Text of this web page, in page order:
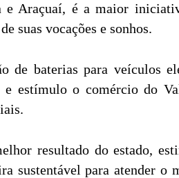
e Araçuaí, é a maior
suas vocações e sonhos.
baterias para veículos
estímulo o comércio do
resultado do estado,
para atender o